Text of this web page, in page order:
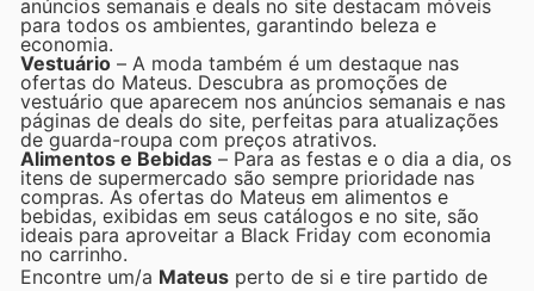
anúncios semanais e deals no site destacam móveis
para todos os ambientes, garantindo beleza e
economia.
Vestuário – A moda também é um destaque nas
ofertas do Mateus. Descubra as promoções de
vestuário que aparecem nos anúncios semanais e nas
páginas de deals do site, perfeitas para atualizações
de guarda-roupa com preços atrativos.
Alimentos e Bebidas – Para as festas e o dia a dia, os
itens de supermercado são sempre prioridade nas
compras. As ofertas do Mateus em alimentos e
bebidas, exibidas em seus catálogos e no site, são
ideais para aproveitar a Black Friday com economia
no carrinho.
Encontre um/a Mateus perto de si e tire partido de